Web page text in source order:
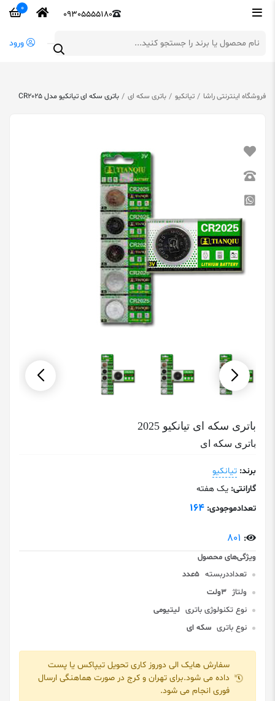
09305555180
0
ورود
فروشگاه اینترنتی راشا تیانکیو باتری سکه ای باتری سکه ای تیانکیو مدل CR2025
باتری سکه ای تیانکیو 2025
باتری سکه ای
برند: تیانکیو
گارانتی: یک هفته
تعدادموجودی: 164
:
801
تعداددربسته 5عدد
ولتاژ 3ولت
نوع تکنولوژی باتری لیتیومی
نوع باتری سکه ای
سفارش هایک الی دوروز کاری تحویل تیپاکس یا پست
داده می شود.برای تهران و کرج در صورت هماهنگی ارسال
فوری انجام می شود.